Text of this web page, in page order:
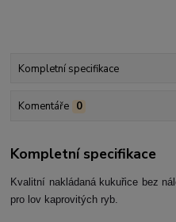
Kompletní specifikace
Komentáře 0
Kompletní specifikace
Kvalitní nakládaná kukuřice bez
pro lov kaprovitých ryb.